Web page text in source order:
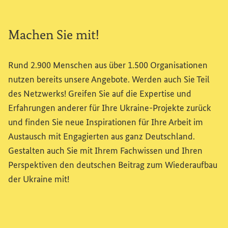
Machen Sie mit!
Rund 2.900 Menschen aus über 1.500 Organisationen
nutzen bereits unsere Angebote. Werden auch Sie Teil
des Netzwerks! Greifen Sie auf die Expertise und
Erfahrungen anderer für Ihre Ukraine-Projekte zurück
und finden Sie neue Inspirationen für Ihre Arbeit im
Austausch mit Engagierten aus ganz Deutschland.
Gestalten auch Sie mit Ihrem Fachwissen und Ihren
Perspektiven den deutschen Beitrag zum Wiederaufbau
der Ukraine mit!